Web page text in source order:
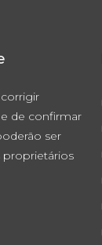
de confirmar
ser
proprietários